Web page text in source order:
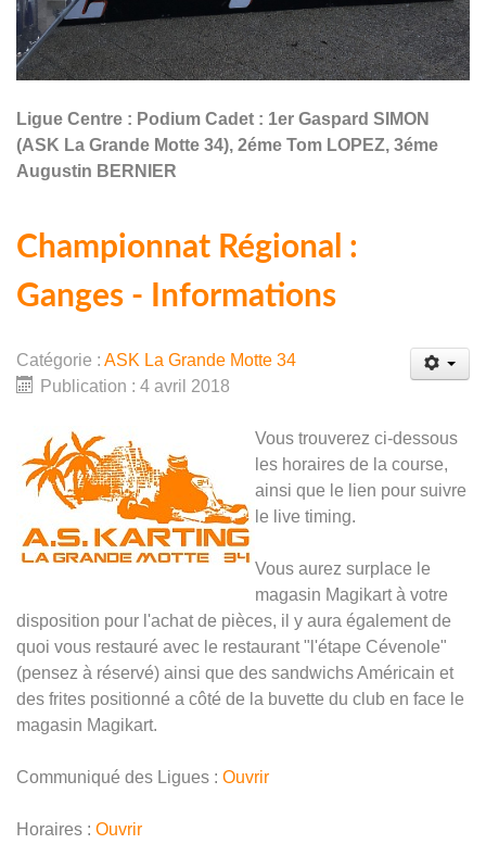
Ligue Centre : Podium Cadet : 1er Gaspard SIMON
(ASK La Grande Motte 34), 2éme Tom LOPEZ, 3éme
Augustin BERNIER
Championnat Régional :
Ganges - Informations
Catégorie : ASK La Grande Motte 34
Publication : 4 avril 2018
Vous trouverez ci-dessous
les horaires de la course,
ainsi que le lien pour suivre
le live timing.
Vous aurez surplace le
magasin Magikart à votre
disposition pour l'achat de pièces, il y aura également de
quoi vous restauré avec le restaurant "l'étape Cévenole"
(pensez à réservé) ainsi que des sandwichs Américain et
des frites positionné a côté de la buvette du club en face le
magasin Magikart.
Communiqué des Ligues : Ouvrir
Horaires : Ouvrir